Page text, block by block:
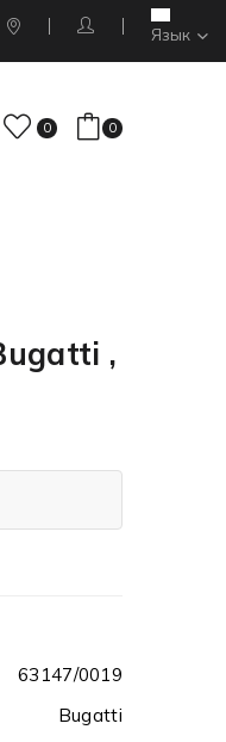
Язык
0 0
,
63147/0019
Bugatti